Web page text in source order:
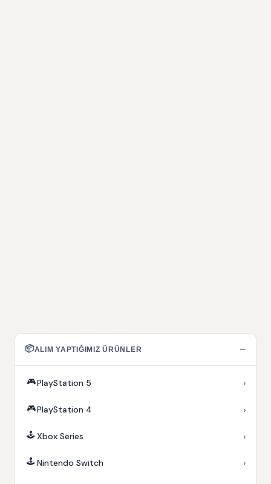
📦ALIM YAPTIĞIMIZ ÜRÜNLER −
🎮PlayStation 5 ›
🎮PlayStation 4 ›
🕹️ Xbox Series ›
🕹️ Nintendo Switch ›